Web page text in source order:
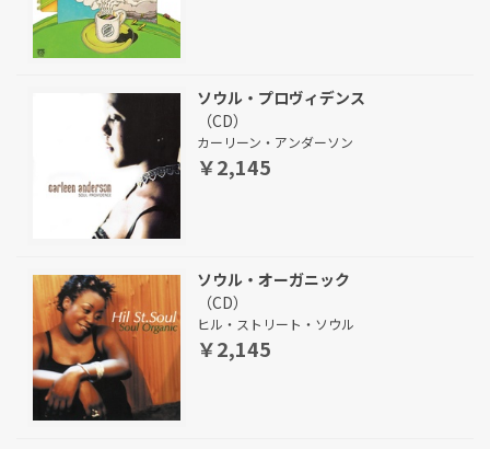
ソウル・プロヴィデンス
（CD）
カーリーン・アンダーソン
￥2,145
ソウル・オーガニック
（CD）
ヒル・ストリート・ソウル
￥2,145